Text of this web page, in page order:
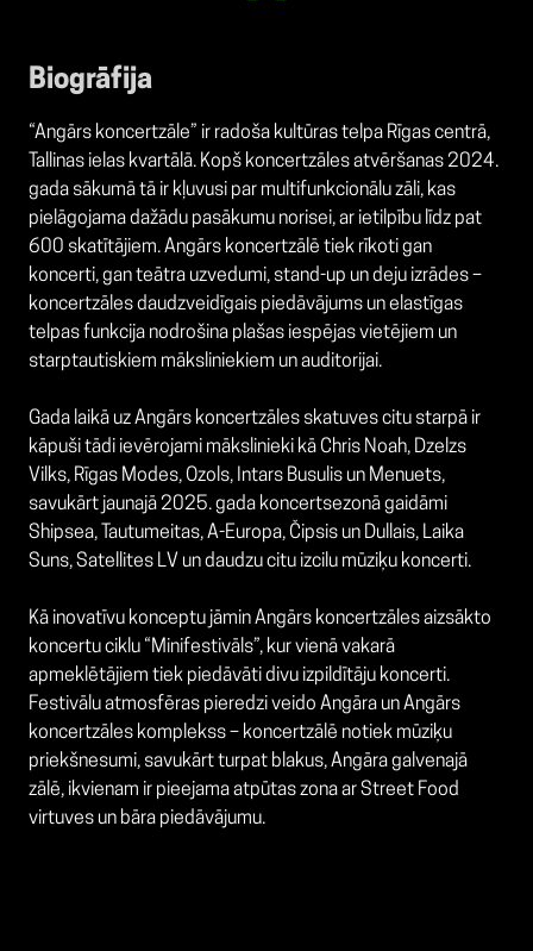
Biogrāfija
“Angārs koncertzāle” ir radoša kultūras telpa Rīgas centrā,
Tallinas ielas kvartālā. Kopš koncertzāles atvēršanas 2024.
gada sākumā tā ir kļuvusi par multifunkcionālu zāli, kas
pielāgojama dažādu pasākumu norisei, ar ietilpību līdz pat
600 skatītājiem. Angārs koncertzālē tiek rīkoti gan
koncerti, gan teātra uzvedumi, stand-up un deju izrādes –
koncertzāles daudzveidīgais piedāvājums un elastīgas
telpas funkcija nodrošina plašas iespējas vietējiem un
starptautiskiem māksliniekiem un auditorijai.
Gada laikā uz Angārs koncertzāles skatuves citu starpā ir
kāpuši tādi ievērojami mākslinieki kā Chris Noah, Dzelzs
Vilks, Rīgas Modes, Ozols, Intars Busulis un Menuets,
savukārt jaunajā 2025. gada koncertsezonā gaidāmi
Shipsea, Tautumeitas, A-Europa, Čipsis un Dullais, Laika
Suns, Satellites LV un daudzu citu izcilu mūziķu koncerti.
Kā inovatīvu konceptu jāmin Angārs koncertzāles aizsākto
koncertu ciklu “Minifestivāls”, kur vienā vakarā
apmeklētājiem tiek piedāvāti divu izpildītāju koncerti.
Festivālu atmosfēras pieredzi veido Angāra un Angārs
koncertzāles komplekss – koncertzālē notiek mūziķu
priekšnesumi, savukārt turpat blakus, Angāra galvenajā
zālē, ikvienam ir pieejama atpūtas zona ar Street Food
virtuves un bāra piedāvājumu.